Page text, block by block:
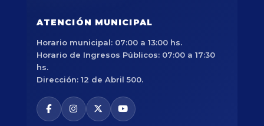
ATENCIÓN MUNICIPAL
Horario municipal: 07:00 a 13:00 hs.
Horario de Ingresos Públicos: 07:00 a 17:30
hs.
Dirección: 12 de Abril 500.